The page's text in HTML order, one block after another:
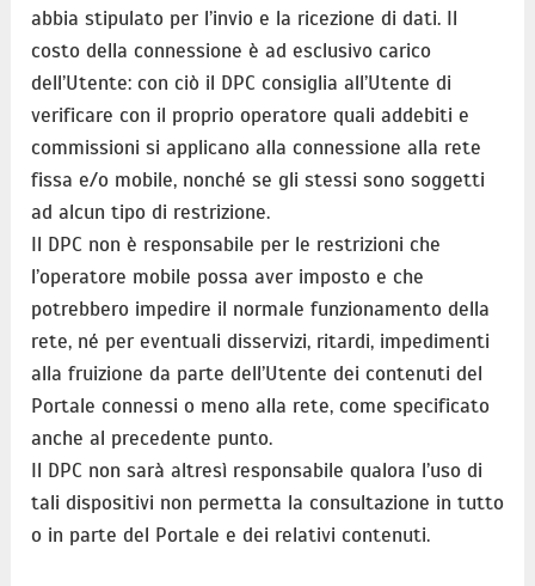
abbia stipulato per l’invio e la ricezione di dati. Il
costo della connessione è ad esclusivo carico
dell’Utente: con ciò il DPC consiglia all’Utente di
verificare con il proprio operatore quali addebiti e
commissioni si applicano alla connessione alla rete
fissa e/o mobile, nonché se gli stessi sono soggetti
ad alcun tipo di restrizione.
Il DPC non è responsabile per le restrizioni che
l’operatore mobile possa aver imposto e che
potrebbero impedire il normale funzionamento della
rete, né per eventuali disservizi, ritardi, impedimenti
alla fruizione da parte dell’Utente dei contenuti del
Portale connessi o meno alla rete, come specificato
anche al precedente punto.
Il DPC non sarà altresì responsabile qualora l’uso di
tali dispositivi non permetta la consultazione in tutto
o in parte del Portale e dei relativi contenuti.